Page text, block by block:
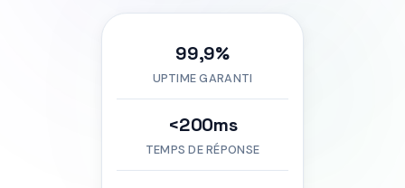
99,9%
UPTIME GARANTI
<200ms
TEMPS DE RÉPONSE